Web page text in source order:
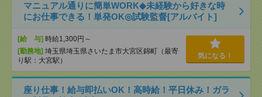
マニュアル通りに簡単WORK◆未経験から好きな時
にお仕事できる！単発OK◎試験監督[アルバイト]
[給 与] 時給1,300円～
[勤務地] 埼玉県埼玉県さいたま市大宮区錦町（最寄
り駅：大宮駅）
気になる！
座り仕事！給与即払いOK！高時給！平日休み！ガラ